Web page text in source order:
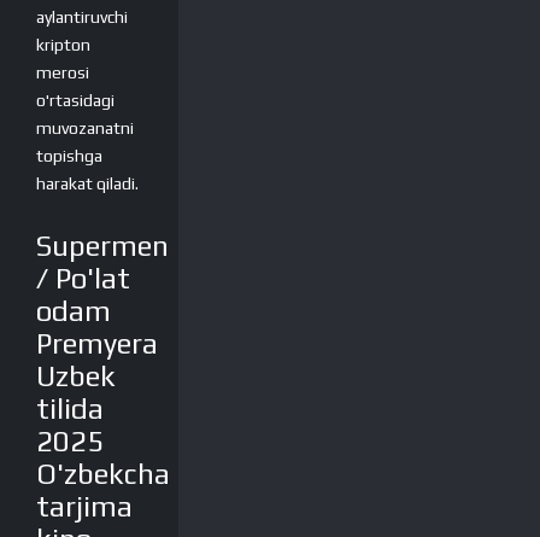
aylantiruvchi
kripton
merosi
o'rtasidagi
muvozanatni
topishga
harakat qiladi.
Supermen
/ Po'lat
odam
Premyera
Uzbek
tilida
2025
O'zbekcha
tarjima